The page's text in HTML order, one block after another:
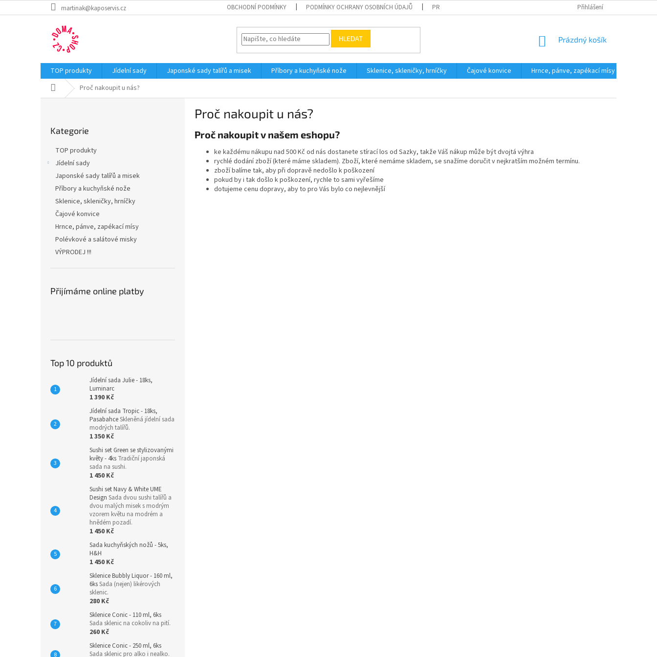
na
martinak@kaposervis.cz OBCHODNÍ PODMÍNKY PODMÍNKY OCHRANY OSOBNÍCH ÚDAJŮ PROČ NAKOUPIT U NÁS? Přihlášení
HLEDAT
NÁKUPNÍ
Prázdný košík
TOP produkty Jídelní sady Japonské sady talířů a misek Příbory a kuchyňské nože Sklenice, skleničky, hrníčky Čajové konvice Hrnce, pánve, zapékací mísy
Domů Proč nakoupit u nás?
kategorie
Kategorie
TOP produkty
Jídelní sady
Japonské sady talířů a misek
Příbory a kuchyňské nože
Sklenice, skleničky, hrníčky
Čajové konvice
Hrnce, pánve, zapékací mísy
Polévkové a salátové misky
VÝPRODEJ !!!
Přijímáme online platby
Top 10 produktů
Jídelní sada Julie - 18ks,
Luminarc
1 390 Kč
Jídelní sada Tropic - 18ks,
PasabahceSkleněná jídelní sada
modrých talířů.
1 350 Kč
Sushi set Green se stylizovanými
květy - 4ks Tradiční japonská
sada na sushi.
1 450 Kč
Sushi set Navy & White UME
Design Sada dvou sushi talířů a
dvou malých misek s modrým
vzorem květu na modrém a
hnědém pozadí.
1 450 Kč
Sada kuchyňských nožů - 5ks,
H&H
1 450 Kč
Sklenice Bubbly Liquor - 160 ml,
6ksSada (nejen) likérových
sklenic.
280 Kč
Sklenice Conic - 110 ml, 6ks
Sada sklenic na cokoliv na pití.
260 Kč
Sklenice Conic - 250 ml, 6ks
Sada sklenic pro alko i nealko.
Proč nakoupit u nás?
Proč nakoupit v našem eshopu?
ke každému nákupu nad 500 Kč od nás dostanete stírací los od Sazky, takže Váš nákup může být dvojtá výhra
rychlé dodání zboží (které máme skladem). Zboží, které nemáme skladem, se snažíme doručit v nejkratším možném termínu.
zboží balíme tak, aby při dopravě nedošlo k poškození
pokud by i tak došlo k poškození, rychle to sami vyřešíme
dotujeme cenu dopravy, aby to pro Vás bylo co nejlevnější